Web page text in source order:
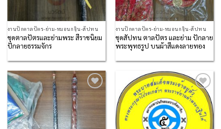
งานปักตาลปัตร-ย่าม-หมอนกฐิน-สัปทน
ชุดตาลปัตรและย่ามพระ สีราชนิยม
ปักลายธรรมจักร
งานปักตาลปัตร-ย่าม-หมอนกฐิน-สัปทน
ชุดสัปทน ตาลปัตร และย่าม ปักลาย
พระพุทธรูป บนผ้าสีแดงลายทอง
Add to
Wishlist